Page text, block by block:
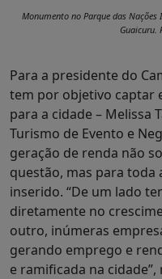
Monumento no Parque das
Guaicuru.
Para a presidente do
tem por objetivo captar
para a cidade – Melissa
Turismo de Evento e
geração de renda não
questão, mas para toda
inserido. “De um lado
diretamente no
outro, inúmeras
gerando emprego e
e ramificada na cidade”,